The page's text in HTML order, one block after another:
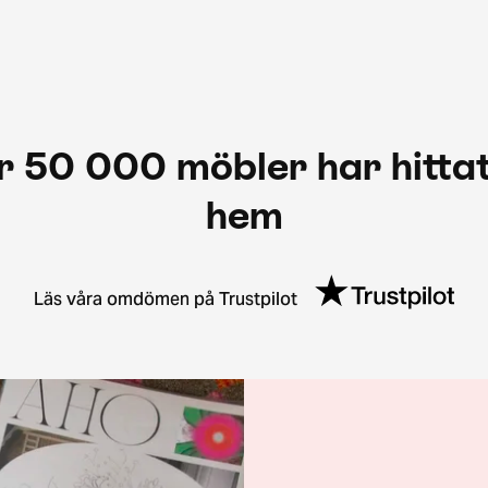
50 000 möbler har
hem
Läs våra omdömen på Trustpilot